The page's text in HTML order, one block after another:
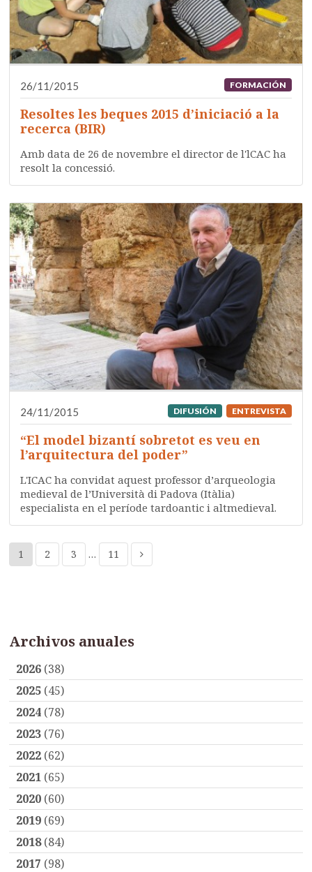
26/11/2015 FORMACIÓN
Resoltes les beques 2015 d’iniciació a la
recerca (BIR)
Amb data de 26 de novembre el director de l'lCAC ha
resolt la concessió.
24/11/2015 DIFUSIÓN ENTREVISTA
“El model bizantí sobretot es veu en
l’arquitectura del poder”
L'ICAC ha convidat aquest professor d’arqueologia
medieval de l’Università di Padova (Itàlia)
especialista en el període tardoantic i altmedieval.
1 2 3 … 11
Archivos anuales
2026 (38)
2025 (45)
2024 (78)
2023 (76)
2022 (62)
2021 (65)
2020 (60)
2019 (69)
2018(84)
2017 (98)